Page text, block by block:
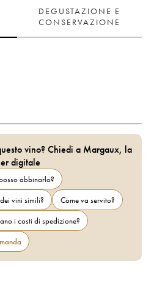
DEGUSTAZIONE E
CONSERVAZIONE
vino? Chiedi a Margaux, la
digitale
abbinarlo?
vini simili?
Come va servito?
i costi di spedizione?